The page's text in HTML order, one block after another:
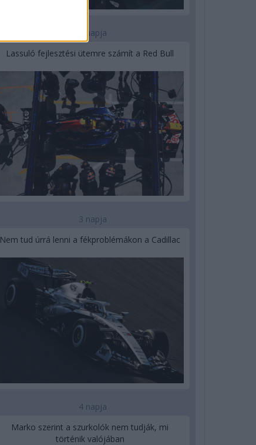
3 napja
Lassuló fejlesztési ütemre számít a Red Bull
3 napja
Nem tud úrrá lenni a fékproblémákon a Cadillac
4 napja
Marko szerint a szurkolók nem tudják, mi
történik valójában